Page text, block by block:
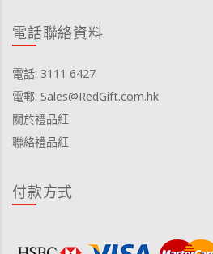
電話聯絡資料
電話: 3111 6427
電郵: Sales@RedGift.com.hk
關於禮品紅
聯絡禮品紅
付款方式